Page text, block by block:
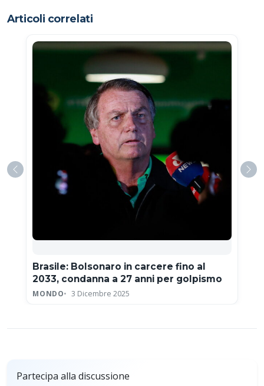
Articoli correlati
Brasile: Bolsonaro in carcere fino al
2033, condanna a 27 anni per golpismo
MONDO 3 Dicembre 2025
Partecipa alla discussione